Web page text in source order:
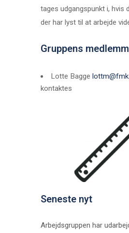
tages udgangspunkt i, hvis
der har lyst til at arbejde
Gruppens
Lotte Bagge
kontaktes
Seneste nyt
Arbejdsgruppen har